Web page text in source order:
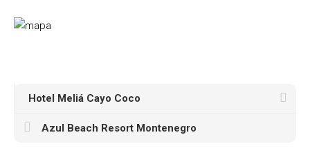
Hotel Meliá Cayo Coco
Azul Beach Resort Montenegro